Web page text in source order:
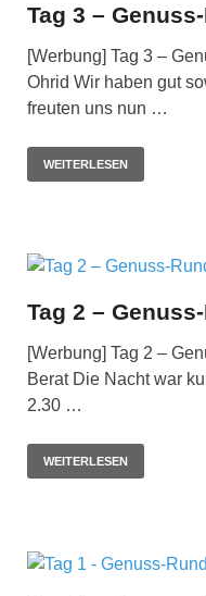
Tag 3 –
[Werbung] Tag 3 –
Ohrid Wir haben gut
freuten uns nun …
WEITERLESEN
Tag 2 –
[Werbung] Tag 2 –
Berat Die Nacht war
2.30 …
WEITERLESEN